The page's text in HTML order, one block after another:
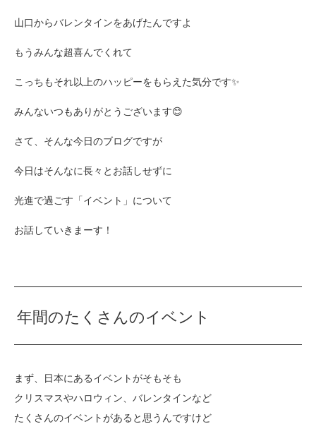
山口からバレンタインをあげたんですよ
もうみんな超喜んでくれて
こっちもそれ以上のハッピーをもらえた気分です✨
みんないつもありがとうございます😊
さて、そんな今日のブログですが
今日はそんなに長々とお話しせずに
光進で過ごす「イベント」について
お話していきまーす！
年間のたくさんのイベント
まず、日本にあるイベントがそもそも
クリスマスやハロウィン、バレンタインなど
たくさんのイベントがあると思うんですけど